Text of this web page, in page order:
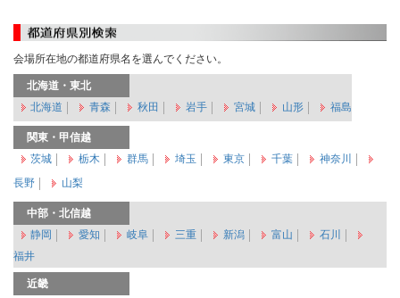
会場所在地の都道府県名を選んでください。
北海道・東北
北海道
青森 秋田 岩手 宮城 山形 福島
関東・甲信越
茨城
栃木 群馬 埼玉 東京 千葉
神奈川
長野
山梨
中部・北信越
静岡
愛知 岐阜 三重 新潟 富山
石川
福井
近畿